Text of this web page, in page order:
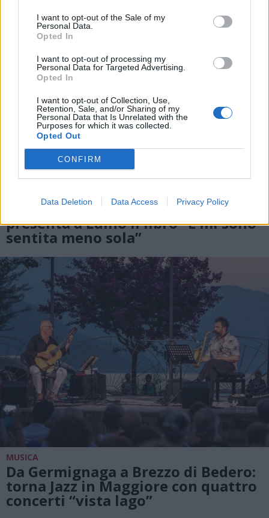
I want to opt-out of the Sale of my
Personal Data.
Opted In
I want to opt-out of processing my
Personal Data for Targeted Advertising.
Opted In
I want to opt-out of Collection, Use,
Retention, Sale, and/or Sharing of my
Personal Data that Is Unrelated with the
Purposes for which it was collected.
Opted Out
CONFIRM
Data Deletion Data Access Privacy Policy
La scrittrice Virginia Veludo
presenta a Luino il libro “E mi sono
sentita meno sola”
MUSICA
Da Germignaga a Brezzo di Bedero:
torna Jazz in Maggiore con quattro
concerti “vista lago”